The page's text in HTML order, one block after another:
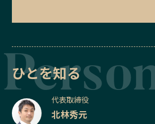
ひとを知る
代表取締役
北林秀元